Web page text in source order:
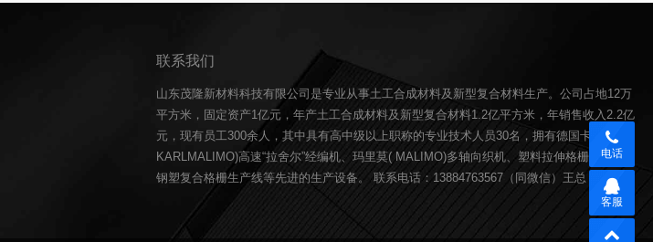
联系我们
山东茂隆新材料科技有限公司是专业从事土工合成材料及新型复合材料生产。公司占地12万
平方米，固定资产1亿元，年产土工合成材料及新型复合材料1.2亿平方米，年销售收入2.2亿
元，现有员工300余人，其中具有高中级以上职称的专业技术人员30名，拥有德国卡尔迈耶(
KARLMALIMO)高速“拉舍尔”经编机、玛里莫( MALIMO)多轴向织机、塑料拉伸格栅生产线、
钢塑复合格栅生产线等先进的生产设备。 联系电话：13884763567（同微信）王总
电话
客服